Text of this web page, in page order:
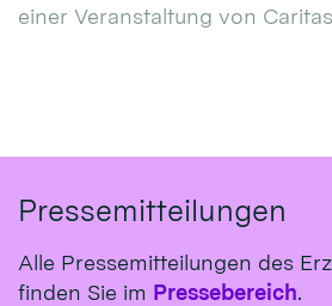
einer Veranstaltung von
Pressemitteilungen
Alle Pressemitteilungen des
finden Sie im Pressebereich.